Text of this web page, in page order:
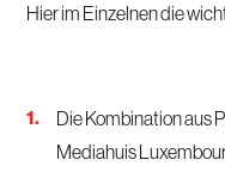
Hier im Einzelnen die
Die Kombination aus
Mediahuis